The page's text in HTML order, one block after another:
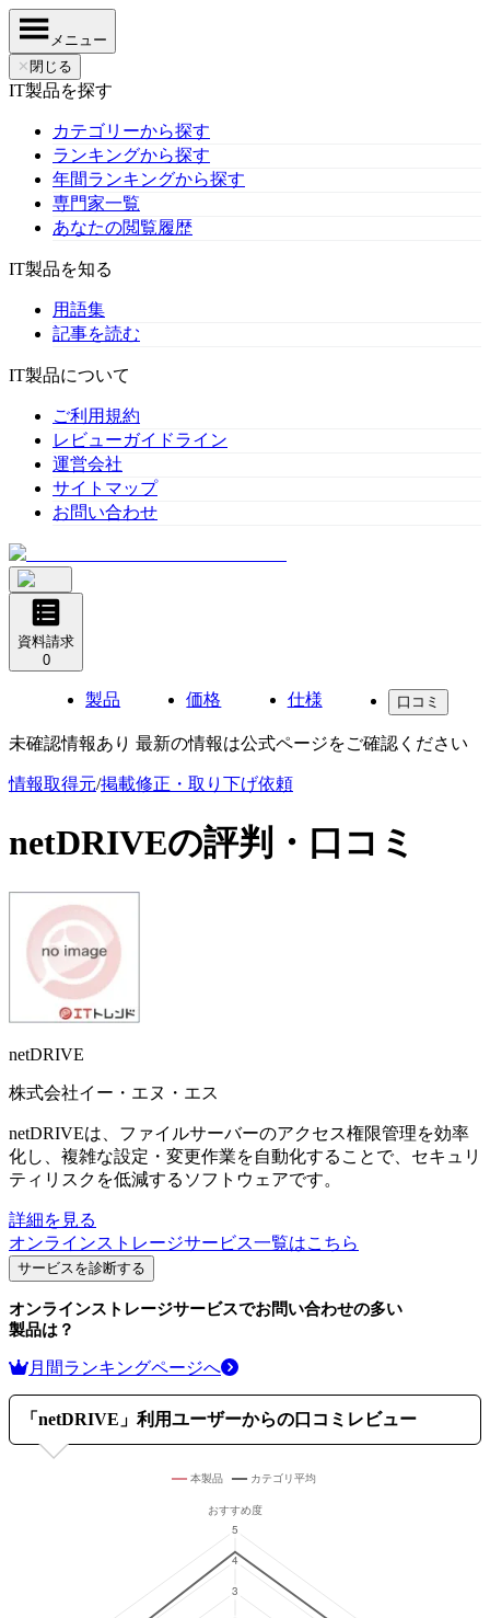
メニュー
✕ 閉じる
IT製品を探す
カテゴリーから探す
ランキングから探す
年間ランキングから探す
専門家一覧
あなたの閲覧履歴
IT製品を知る
用語集
記事を読む
IT製品について
ご利用規約
レビューガイドライン
運営会社
サイトマップ
お問い合わせ
資料請求
0
製品 価格 仕様 口コミ
未確認情報あり 最新の情報は公式ページをご確認ください
情報取得元/掲載修正・取り下げ依頼
netDRIVEの評判・口コミ
netDRIVE
株式会社イー・エヌ・エス
netDRIVEは、ファイルサーバーのアクセス権限管理を効率
化し、複雑な設定・変更作業を自動化することで、セキュリ
ティリスクを低減するソフトウェアです。
詳細を見る
オンラインストレージサービス一覧はこちら
サービスを診断する
オンラインストレージサービスでお問い合わせの多い
製品は？
月間ランキングページへ
「 netDRIVE 」利用ユーザーからの口コミレビュー